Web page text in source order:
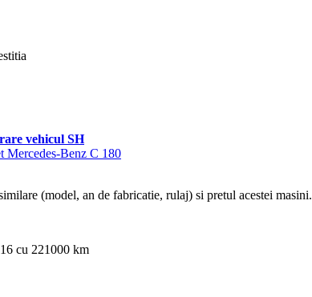
vehicul SH
Mercedes-Benz C 180
(model, an de fabricatie, rulaj) si pretul acestei masini.
cu 221000 km